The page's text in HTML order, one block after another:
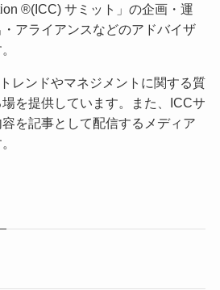
®(ICC) サミット」の企画・運
アライアンスなどのアドバイザ
レンドやマネジメントに関する質
を提供しています。また、ICCサ
を記事として配信するメディア